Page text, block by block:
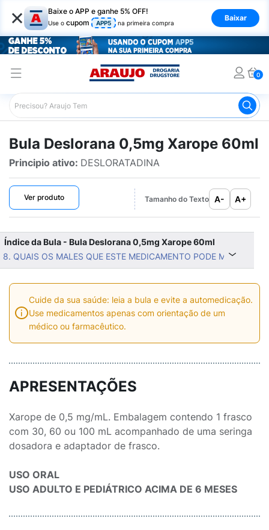
× Baixe o APP e ganhe 5% OFF!
Use o cupom APP5 na primeira compra
Baixar
0
Araujo Bulário Araujo Deslorana 0,5mg Xarope 60ml
Bula Deslorana 0,5mg Xarope 60ml
Principio ativo: DESLORATADINA
Ver produto Tamanho do Texto A- A+
Índice da Bula - Bula Deslorana 0,5mg Xarope 60ml
8. QUAIS OS MALES QUE ESTE MEDICAMENTO PODE ME
Cuide da sua saúde: leia a bula e evite a automedicação.
Use medicamentos apenas com orientação de um
médico ou farmacêutico.
APRESENTAÇÕES
Xarope de 0,5 mg/mL. Embalagem contendo 1 frasco
com 30, 60 ou 100 mL acompanhado de uma seringa
dosadora e adaptador de frasco.
USO ORAL
USO ADULTO E PEDIÁTRICO ACIMA DE 6 MESES